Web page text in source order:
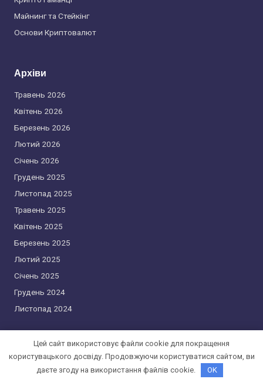
Майнинг та Стейкінг
Основи Криптовалют
Архіви
Травень 2026
Квітень 2026
Березень 2026
Лютий 2026
Січень 2026
Грудень 2025
Листопад 2025
Травень 2025
Квітень 2025
Березень 2025
Лютий 2025
Січень 2025
Грудень 2024
Листопад 2024
cryptosfera.com.ua. All rights reserved.
Цей сайт використовує файли cookie для покращення
користувацького досвіду. Продовжуючи користуватися сайтом, ви
даєте згоду на використання файлів cookie.
OK